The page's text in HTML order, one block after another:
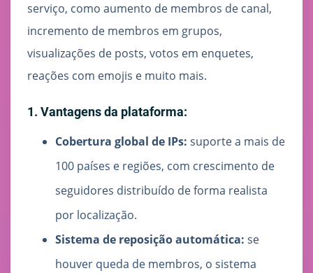
serviço, como aumento de membros de canal,
incremento de membros em grupos,
visualizações de posts, votos em enquetes,
reações com emojis e muito mais.
1. Vantagens da plataforma:
Cobertura global de IPs: suporte a mais de
100 países e regiões, com crescimento de
seguidores distribuído de forma realista
por localização.
Sistema de reposição automática: se
houver queda de membros, o sistema